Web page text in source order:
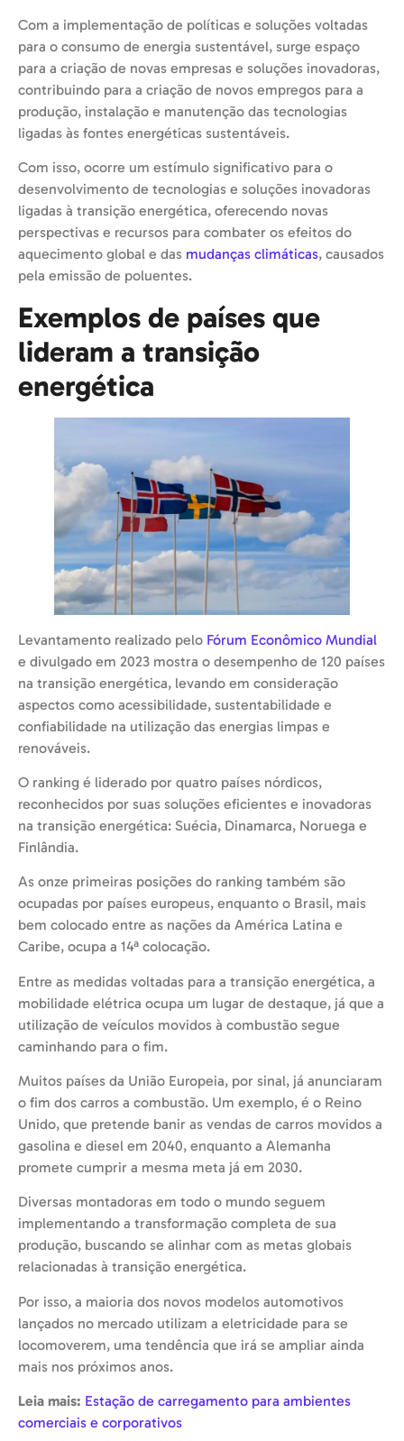
Com a implementação de políticas e soluções voltadas
para o consumo de energia sustentável, surge espaço
para a criação de novas empresas e soluções inovadoras,
contribuindo para a criação de novos empregos para a
produção, instalação e manutenção das tecnologias
ligadas às fontes energéticas sustentáveis.
Com isso, ocorre um estímulo significativo para o
desenvolvimento de tecnologias e soluções inovadoras
ligadas à transição energética, oferecendo novas
perspectivas e recursos para combater os efeitos do
aquecimento global e das mudanças climáticas, causados
pela emissão de poluentes.
Exemplos de países que
lideram a transição
energética
Levantamento realizado pelo Fórum Econômico Mundial
e divulgado em 2023 mostra o desempenho de 120 países
na transição energética, levando em consideração
aspectos como acessibilidade, sustentabilidade e
confiabilidade na utilização das energias limpas e
renováveis.
O ranking é liderado por quatro países nórdicos,
reconhecidos por suas soluções eficientes e inovadoras
na transição energética: Suécia, Dinamarca, Noruega e
Finlândia.
As onze primeiras posições do ranking também são
ocupadas por países europeus, enquanto o Brasil, mais
bem colocado entre as nações da América Latina e
Caribe, ocupa a 14ª colocação.
Entre as medidas voltadas para a transição energética, a
mobilidade elétrica ocupa um lugar de destaque, já que a
utilização de veículos movidos à combustão segue
caminhando para o fim.
Muitos países da União Europeia, por sinal, já anunciaram
o fim dos carros a combustão. Um exemplo, é o Reino
Unido, que pretende banir as vendas de carros movidos a
gasolina e diesel em 2040, enquanto a Alemanha
promete cumprir a mesma meta já em 2030.
Diversas montadoras em todo o mundo seguem
implementando a transformação completa de sua
produção, buscando se alinhar com as metas globais
relacionadas à transição energética.
Por isso, a maioria dos novos modelos automotivos
lançados no mercado utilizam a eletricidade para se
locomoverem, uma tendência que irá se ampliar ainda
mais nos próximos anos.
Leia mais: Estação de carregamento para ambientes
comerciais e corporativos